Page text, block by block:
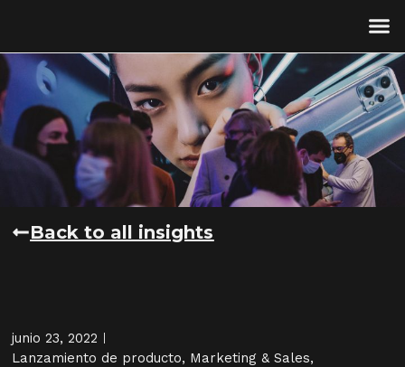
Back to all insights
junio 23, 2022
Lanzamiento de producto, Marketing & Sales,